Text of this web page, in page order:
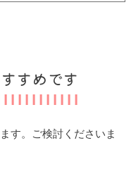
すめです
す。ご検討くださいま